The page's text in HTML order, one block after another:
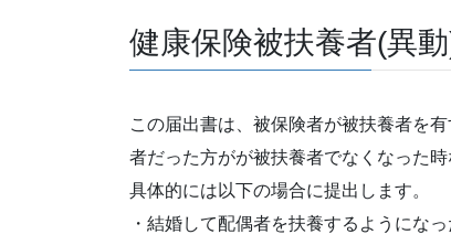
健康保険被扶養者(異
この届出書は、被保険者が被扶養者を
者だった方がが被扶養者でなくなった時
具体的には以下の場合に提出します。
・結婚して配偶者を扶養するようになっ